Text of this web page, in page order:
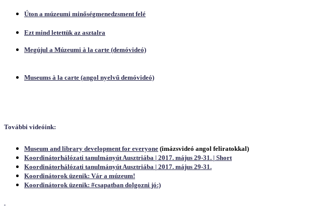
Úton a múzeumi minőségmenedzsment felé
Ezt mind letettük az asztalra
Megújul a Múzeumi à la carte (demóvideó)
Museums à la carte (angol nyelvű demóvideó)
További videóink:
Museum and library development for everyone (imázsvideó angol feliratokkal)
Koordinátorhálózati tanulmányút Ausztriába | 2017. május 29-31. | Short
Koordinátorhálózati tanulmányút Ausztriába | 2017. május 29-31.
Koordinátorok üzenik: Vár a múzeum!
Koordinátorok üzenik: #csapatban dolgozni jó:)